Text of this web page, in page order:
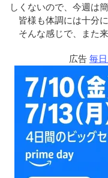
しくないので、今週は
皆様も体調には十分に
そんな感じで、また来
広告 毎